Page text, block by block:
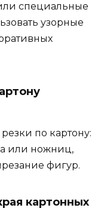
специальные
узорные
по картону:
или ножниц,
фигур.
картонных